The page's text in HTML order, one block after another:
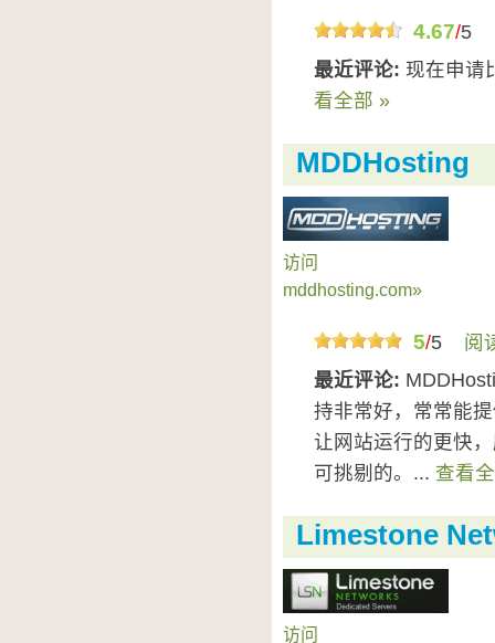
4.67/5
最近评论: 现在申请
看全部 »
MDDHosting
访问
mddhosting.com»
5/5
阅
最近评论:
持非常好，常常能
让网站运行的更快
可挑剔的。... 查看
Limestone
访问